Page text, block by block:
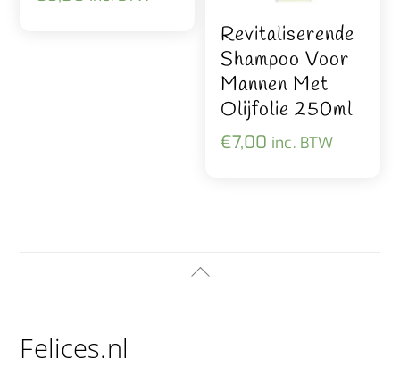
Revitaliserende
Shampoo Voor
Mannen Met
Olijfolie 250ml
€7,00 inc. BTW
Back
Felices.nl